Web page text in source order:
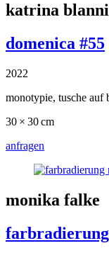
katrina
domenica #55
2022
monotypie, tusche auf
30 × 30 cm
anfragen
monika falke